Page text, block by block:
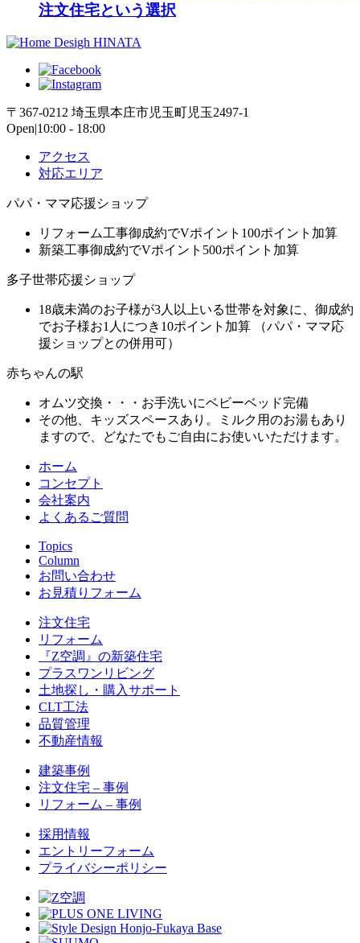
注文住宅という選択
〒367-0212 埼玉県本庄市児玉町児玉2497-1
Open|10:00 - 18:00
アクセス
対応エリア
パパ・ママ応援ショップ
リフォーム工事御成約でVポイント100ポイント加算
新築工事御成約でVポイント500ポイント加算
多子世帯応援ショップ
18歳未満のお子様が3人以上いる世帯を対象に、御成約
でお子様お1人につき10ポイント加算 （パパ・ママ応
援ショップとの併用可）
赤ちゃんの駅
オムツ交換・・・お手洗いにベビーベッド完備
その他、キッズスペースあり。ミルク用のお湯もあり
ますので、どなたでもご自由にお使いいただけます。
ホーム
コンセプト
会社案内
よくあるご質問
Topics
Column
お問い合わせ
お見積りフォーム
注文住宅
リフォーム
『Z空調』の新築住宅
プラスワンリビング
土地探し・購入サポート
CLT工法
品質管理
不動産情報
建築事例
注文住宅 – 事例
リフォーム – 事例
採用情報
エントリーフォーム
プライバシーポリシー